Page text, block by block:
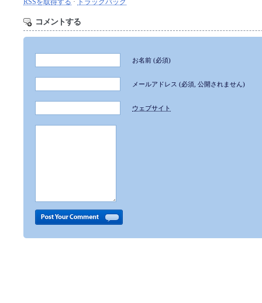
RSSを取得する · トラックバック
コメントする
お名前 (必須)
メールアドレス (必須, 公開されません)
ウェブサイト